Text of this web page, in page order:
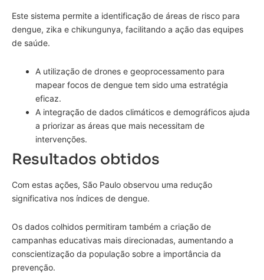
Este sistema permite a identificação de áreas de risco para
dengue, zika e chikungunya, facilitando a ação das equipes
de saúde.
A utilização de drones e geoprocessamento para
mapear focos de dengue tem sido uma estratégia
eficaz.
A integração de dados climáticos e demográficos ajuda
a priorizar as áreas que mais necessitam de
intervenções.
Resultados obtidos
Com estas ações, São Paulo observou uma redução
significativa nos índices de dengue.
Os dados colhidos permitiram também a criação de
campanhas educativas mais direcionadas, aumentando a
conscientização da população sobre a importância da
prevenção.